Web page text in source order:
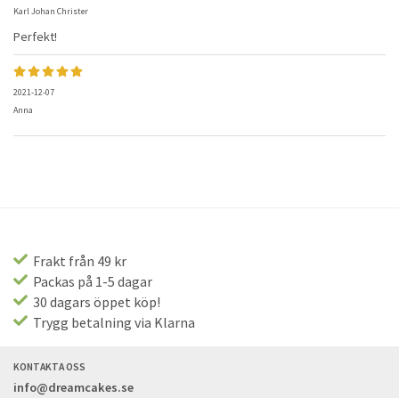
Karl Johan Christer
Perfekt!
2021-12-07
Anna
Frakt från 49 kr
Packas på 1-5 dagar
30 dagars öppet köp!
Trygg betalning via Klarna
KONTAKTA OSS
info@dreamcakes.se